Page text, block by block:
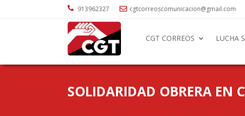
 913962327  cgtcorreoscomunicacion@gmail.com
CGT CORREOS LUCHA
SOLIDARIDAD OBRERA EN